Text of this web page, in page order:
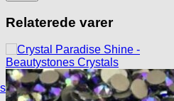
Relaterede varer